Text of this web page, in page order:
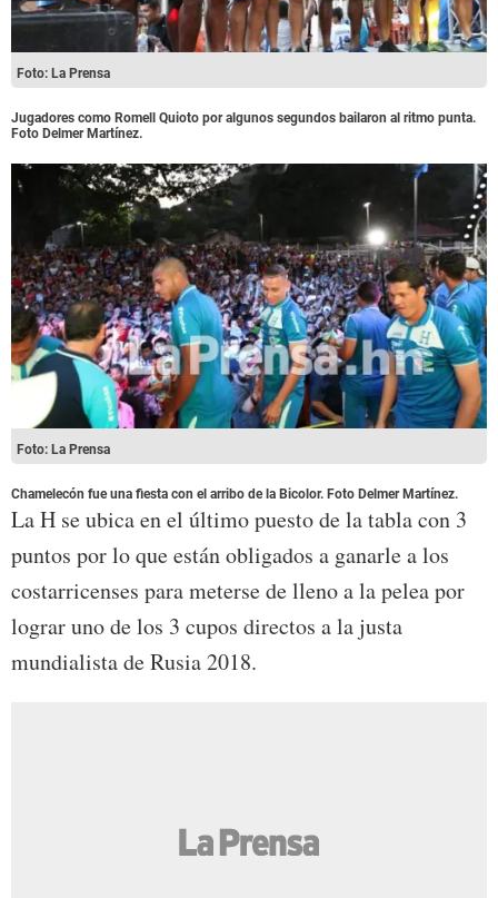
Foto: La Prensa
Jugadores como Romell Quioto por algunos segundos bailaron al ritmo punta.
Foto Delmer Martínez.
Foto: La Prensa
Chamelecón fue una fiesta con el arribo de la Bicolor. Foto Delmer Martínez.
La H se ubica en el último puesto de la tabla con 3
puntos por lo que están obligados a ganarle a los
costarricenses para meterse de lleno a la pelea por
lograr uno de los 3 cupos directos a la justa
mundialista de Rusia 2018.